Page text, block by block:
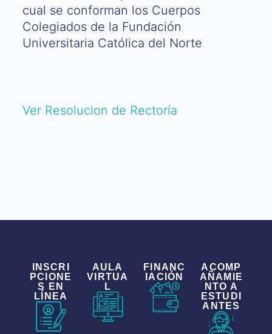
cual se conforman los Cuerpos
Colegiados de la Fundación
Universitaria Católica del Norte​
Ver Resolucion de Rectoría
INSCRI
PCIONE
S EN
LÍNEA
AULA
VIRTUA
L
FINANC
IACIÓN
ACOMP
AÑAMIE
NTO A
ESTUDI
ANTES